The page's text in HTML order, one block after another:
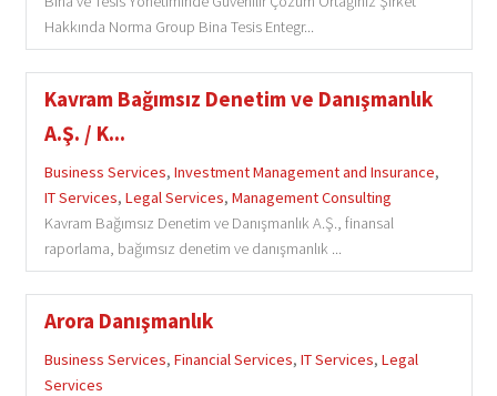
Hakkında Norma Group Bina Tesis Entegr...
Kavram Bağımsız Denetim ve Danışmanlık
A.Ş. / K...
Business Services, Investment Management and Insurance,
IT Services, Legal Services, Management Consulting
Kavram Bağımsız Denetim ve Danışmanlık A.Ş., finansal
raporlama, bağımsız denetim ve danışmanlık ...
Arora Danışmanlık
Business Services, Financial Services, IT Services, Legal
Services